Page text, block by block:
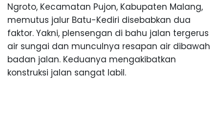
Ngroto, Kecamatan Pujon, Kabupaten Malang,
memutus jalur Batu-Kediri disebabkan dua
faktor. Yakni, plensengan di bahu jalan tergerus
air sungai dan munculnya resapan air dibawah
badan jalan. Keduanya mengakibatkan
konstruksi jalan sangat labil.